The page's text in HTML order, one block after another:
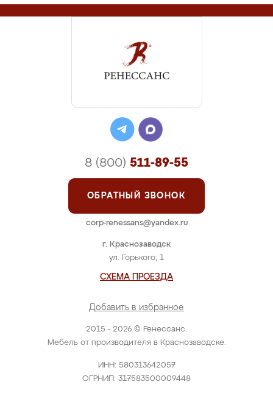
2015 - 2026 © Ренессанс.
Мебель от производителя в Краснозаводске.
ИНН: 580313642057
ОГРНИП: 317583500009448
г. Краснозаводск
ул. Горького, 1
СХЕМА ПРОЕЗДА
Добавить в избранное
8 (800) 511-89-55
ОБРАТНЫЙ ЗВОНОК
corp-renessans@yandex.ru